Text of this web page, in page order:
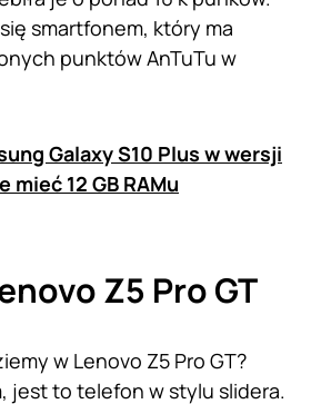
smartfonem, który ma
punktów AnTuTu w
Galaxy S10 Plus w wersji
12 GB RAMu
Z5 Pro GT
w Lenovo Z5 Pro GT?
jest to telefon w stylu slidera.